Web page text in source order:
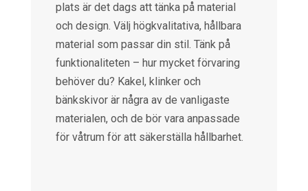
plats är det dags att tänka på material
och design. Välj högkvalitativa, hållbara
material som passar din stil. Tänk på
funktionaliteten – hur mycket förvaring
behöver du? Kakel, klinker och
bänkskivor är några av de vanligaste
materialen, och de bör vara anpassade
för våtrum för att säkerställa hållbarhet.